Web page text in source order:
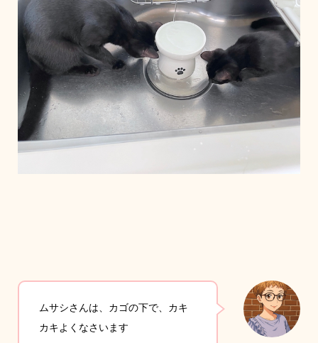
ムサシさんは、カゴの下で、カキ
カキよくなさいます